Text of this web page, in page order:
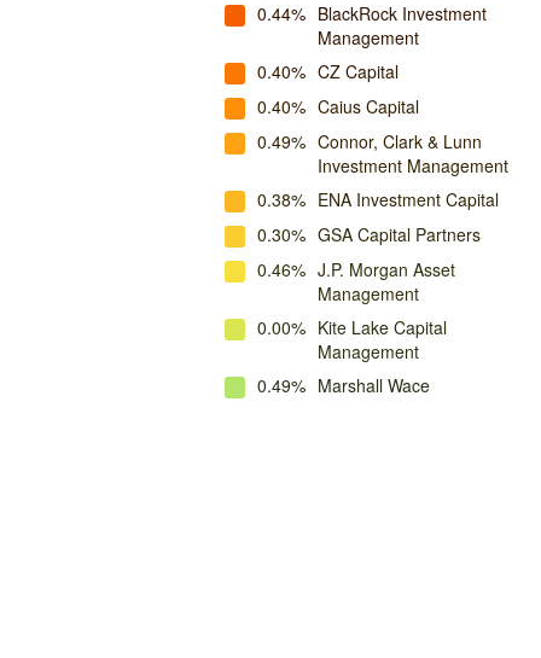
0.44% BlackRock Investment
Management
0.40% CZ Capital
0.40% Caius Capital
0.49% Connor, Clark & Lunn
Investment Management
0.38% ENA Investment Capital
0.30% GSA Capital Partners
0.46% J.P. Morgan Asset
Management
0.00% Kite Lake Capital
Management
0.49% Marshall Wace